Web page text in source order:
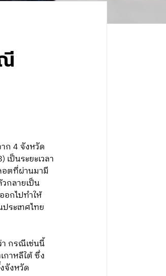
ก 4 จังหวัด
ป็นระยะเวลา
อตที่ผ่านมามี
กลายเป็น
กไปทำให้
ระเทศไทย
า กรณีเช่นนี้
กาหลีใต้ ซึ่ง
จังหวัด